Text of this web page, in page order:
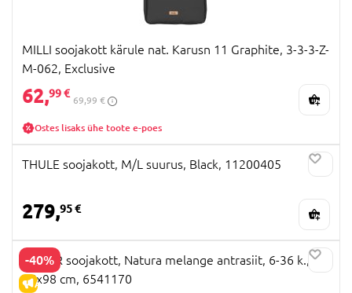
MILLI soojakott kärule nat. Karusn 11 Graphite, 3-3-3-Z-
M-062, Exclusive
62,99 €
69,99 €
Ostes lisaks ühe toote e-poes
THULE soojakott, M/L suurus, Black, 11200405
279,95 €
-40%
ALLAHINDLUS
KAISER soojakott, Natura melange antrasiit, 6-36 k.,
45x98 cm, 6541170